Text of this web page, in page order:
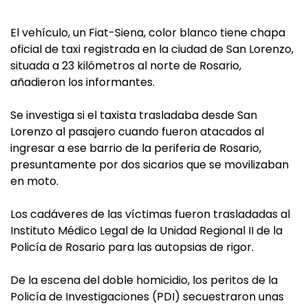
El vehículo, un Fiat-Siena, color blanco tiene chapa
oficial de taxi registrada en la ciudad de San Lorenzo,
situada a 23 kilómetros al norte de Rosario,
añadieron los informantes.
Se investiga si el taxista trasladaba desde San
Lorenzo al pasajero cuando fueron atacados al
ingresar a ese barrio de la periferia de Rosario,
presuntamente por dos sicarios que se movilizaban
en moto.
Los cadáveres de las víctimas fueron trasladadas al
Instituto Médico Legal de la Unidad Regional II de la
Policía de Rosario para las autopsias de rigor.
De la escena del doble homicidio, los peritos de la
Policía de Investigaciones (PDI) secuestraron unas